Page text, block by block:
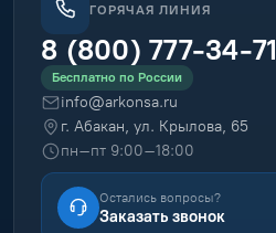
ГОРЯЧАЯ ЛИНИЯ
8 (800) 777-34-71
Бесплатно по России
info@arkonsa.ru
г. Абакан, ул. Крылова, 65
пн–пт 9:00–18:00
Остались вопросы?
Заказать звонок